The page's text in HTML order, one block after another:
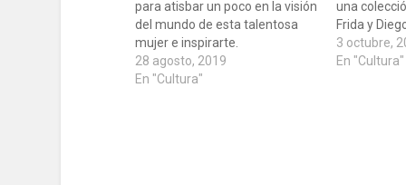
para atisbar un poco en la visión
del mundo de esta talentosa
mujer e inspirarte.
28 agosto, 2019
En "Cultura"
una
Frida y
3 octubre,
En "Cultura"